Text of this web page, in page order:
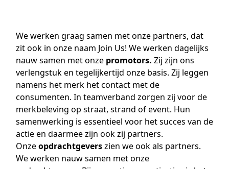
We werken graag samen met onze partners, dat
zit ook in onze naam Join Us! We werken dagelijks
nauw samen met onze promotors. Zij zijn ons
verlengstuk en tegelijkertijd onze basis. Zij leggen
namens het merk het contact met de
consumenten. In teamverband zorgen zij voor de
merkbeleving op straat, strand of event. Hun
samenwerking is essentieel voor het succes van de
actie en daarmee zijn ook zij partners.
Onzeopdrachtgeverszien we ook als partners.
We werken nauw samen met onze